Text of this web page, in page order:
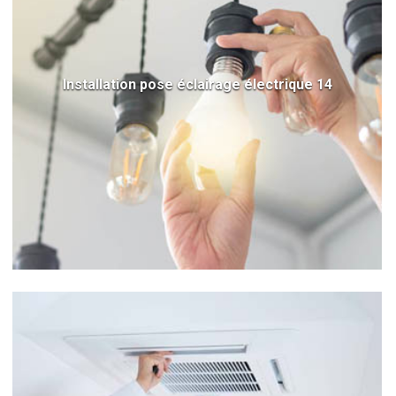
Installation pose éclairage électrique 14